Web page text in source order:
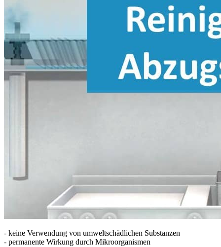
- keine Verwendung von umweltschädlichen Substanzen
- permanente Wirkung durch Mikroorganismen